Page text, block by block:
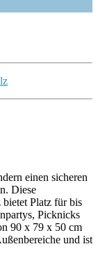
einen sicheren
Diese
Platz für bis
Picknicks
90 x 79 x 50 cm
und ist